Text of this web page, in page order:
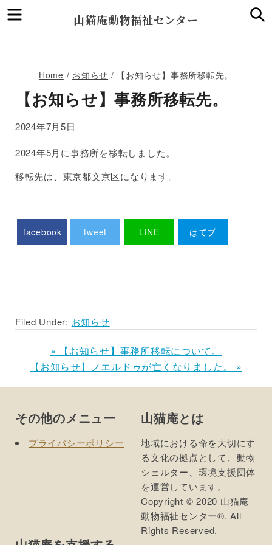
山猫庵動物福祉センター
Menu
Home / お知らせ / 【お知らせ】事務所移転先。
【お知らせ】事務所移転先。
2024年7月5日
2024年5月に事務所を移転しました。
移転先は、東京都文京区になります。
facebook tweet LINE はてブ
Filed Under: お知らせ
Previous
Post:
« 【お知らせ】事務所移転について。
Next
【お知らせ】ノエルドゥが亡くなりました。 »
Footer
その他のメニュー
プライバシーポリシー
山猫庵とは
地域における命を大切にす
る文化の拠点として、動物
シェルター、環境支援団体
を運営しています。
Copyright © 2020 山猫庵
動物福祉センター®. All
Rights Reserved.